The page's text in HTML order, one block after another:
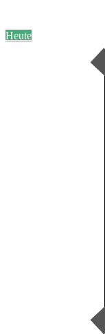
Heute